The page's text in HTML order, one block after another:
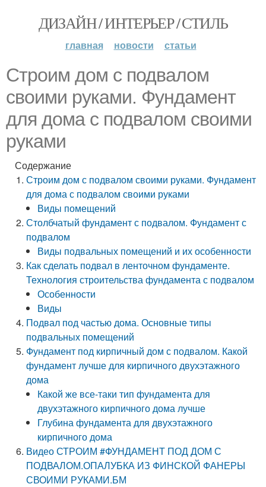
ДИЗАЙН / ИНТЕРЬЕР / СТИЛЬ
главная новости статьи
Строим дом с подвалом
своими руками. Фундамент
для дома с подвалом своими
руками
Содержание
Строим дом с подвалом своими руками. Фундамент
для дома с подвалом своими руками
Виды помещений
Столбчатый фундамент с подвалом. Фундамент с
подвалом
Виды подвальных помещений и их особенности
Как сделать подвал в ленточном фундаменте.
Технология строительства фундамента с подвалом
Особенности
Виды
Подвал под частью дома. Основные типы
подвальных помещений
Фундамент под кирпичный дом с подвалом. Какой
фундамент лучше для кирпичного двухэтажного
дома
Какой же все-таки тип фундамента для
двухэтажного кирпичного дома лучше
Глубина фундамента для двухэтажного
кирпичного дома
Видео СТРОИМ #ФУНДАМЕНТ ПОД ДОМ С
ПОДВАЛОМ.ОПАЛУБКА ИЗ ФИНСКОЙ ФАНЕРЫ
СВОИМИ РУКАМИ.БМ